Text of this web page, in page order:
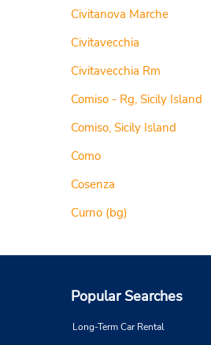
Civitanova Marche
Civitavecchia
Civitavecchia Rm
Comiso - Rg, Sicily Island
Comiso, Sicily Island
Como
Cosenza
Curno (bg)
Popular Searches
Long-Term Car Rental